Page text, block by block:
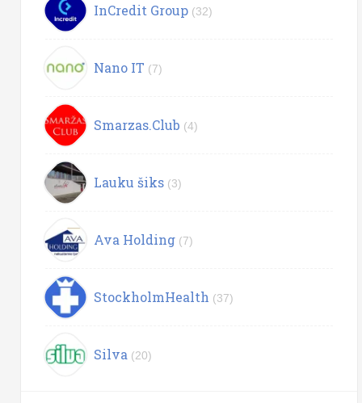
InCredit Group (32)
Nano IT (7)
Smarzas.Club (4)
Lauku šiks (3)
Ava Holding (7)
StockholmHealth (37)
Silva (20)